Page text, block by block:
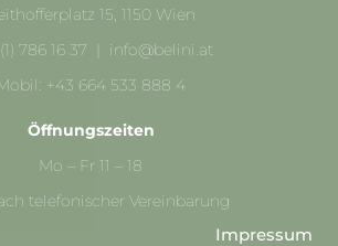
15, 1150 Wien
786 16 37 | info@belini.at
+43 664 533 888 4
Öffnungszeiten
Mo – Fr 11 – 18
telefonischer Vereinbarung
Impressum